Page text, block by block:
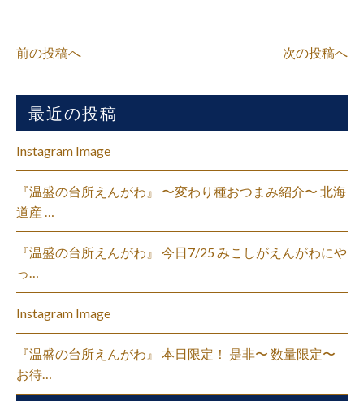
前の投稿へ 次の投稿へ
最近の投稿
Instagram Image
『温盛の台所えんがわ』 〜変わり種おつまみ紹介〜 北海
道産 …
『温盛の台所えんがわ』 今日7/25 みこしがえんがわにや
っ…
Instagram Image
『温盛の台所えんがわ』 本日限定！ 是非〜 数量限定〜
お待…